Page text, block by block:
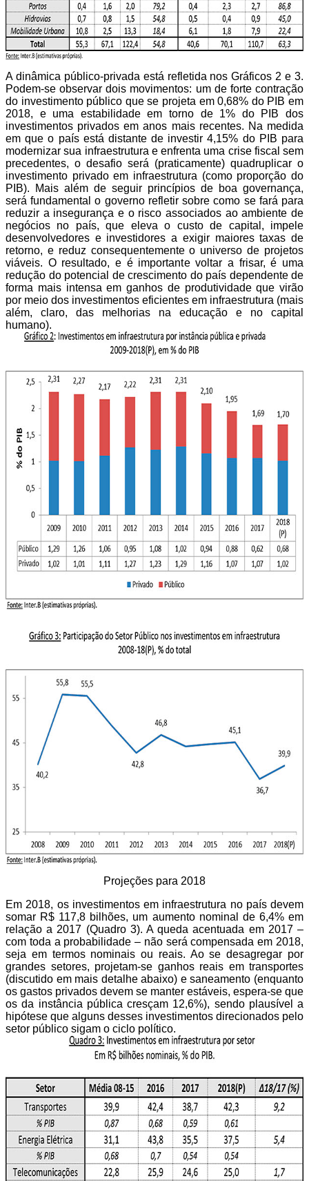
A dinâmica público-privada está refletida nos Gráficos 2 e 3.
Podem-se observar dois movimentos: um de forte contração
do investimento público que se projeta em 0,68% do PIB em
2018, e uma estabilidade em torno de 1% do PIB dos
investimentos privados em anos mais recentes. Na medida
em que o país está distante de investir 4,15% do PIB para
modernizar sua infraestrutura e enfrenta uma crise fiscal sem
precedentes, o desafio será (praticamente) quadruplicar o
investimento privado em infraestrutura (como proporção do
PIB). Mais além de seguir princípios de boa governança,
será fundamental o governo refletir sobre como se fará para
reduzir a insegurança e o risco associados ao ambiente de
negócios no país, que eleva o custo de capital, impele
desenvolvedores e investidores a exigir maiores taxas de
retorno, e reduz consequentemente o universo de projetos
viáveis. O resultado, e é importante voltar a frisar, é uma
redução do potencial de crescimento do país dependente de
forma mais intensa em ganhos de produtividade que virão
por meio dos investimentos eficientes em infraestrutura (mais
além, claro, das melhorias na educação e no capital
humano).
Projeções para 2018
Em 2018, os investimentos em infraestrutura no país devem
somar R$ 117,8 bilhões, um aumento nominal de 6,4% em
relação a 2017 (Quadro 3). A queda acentuada em 2017 –
com toda a probabilidade – não será compensada em 2018,
seja em termos nominais ou reais. Ao se desagregar por
grandes setores, projetam-se ganhos reais em transportes
(discutido em mais detalhe abaixo) e saneamento (enquanto
os gastos privados devem se manter estáveis, espera-se que
os da instância pública cresçam 12,6%), sendo plausível a
hipótese que alguns desses investimentos direcionados pelo
setor público sigam o ciclo político.